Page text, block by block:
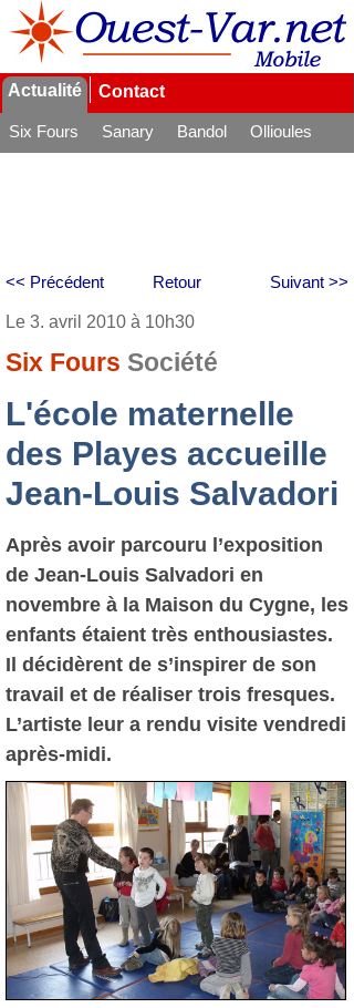
Actualité Contact
Six Fours Sanary Bandol
Ollioules
Retour
<< Précédent Suivant >>
Le 3. avril 2010 à 10h30
Six Fours Société
L'école maternelle
des Playes accueille
Jean-Louis Salvadori
Après avoir parcouru l’exposition
de Jean-Louis Salvadori en
novembre à la Maison du Cygne, les
enfants étaient très enthousiastes.
Il décidèrent de s’inspirer de son
travail et de réaliser trois fresques.
L’artiste leur a rendu visite vendredi
après-midi.